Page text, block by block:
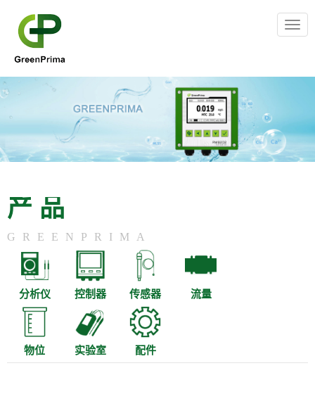
产品
GREENPRIMA
分析仪 控制器 传感器 流量
物位 实验室 配件